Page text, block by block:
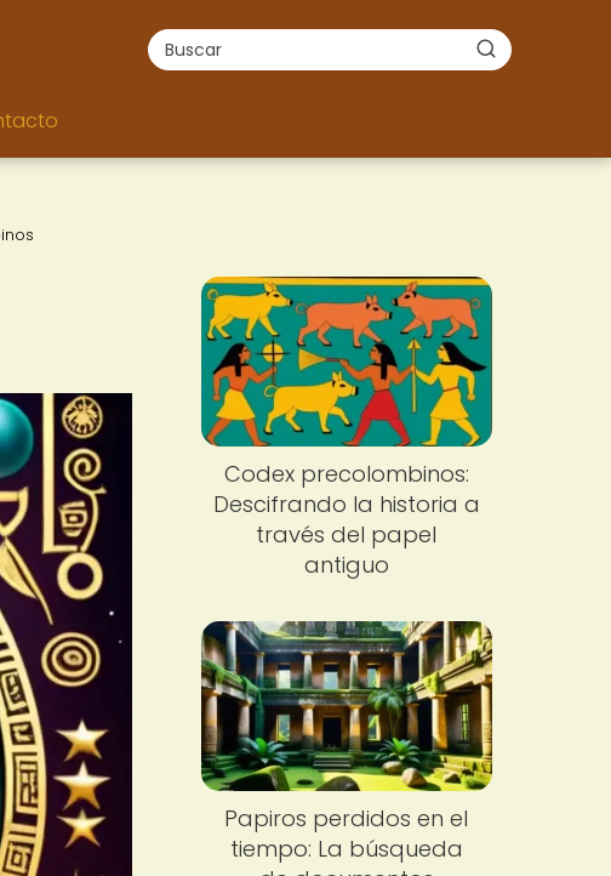
Codex precolombinos:
Descifrando la historia a
través del papel
antiguo
Papiros perdidos en el
tiempo: La búsqueda